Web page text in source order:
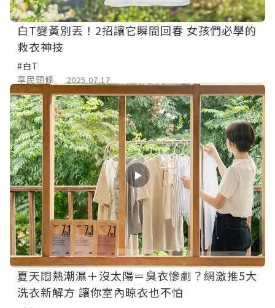
白T變黃別丟！2招讓它瞬間回春 女孩們必學的
救衣神技
#白T
享民頭條
2025.07.17
夏天悶熱潮濕＋沒太陽＝臭衣慘劇？網激推5大
洗衣新解方 讓你室內晾衣也不怕